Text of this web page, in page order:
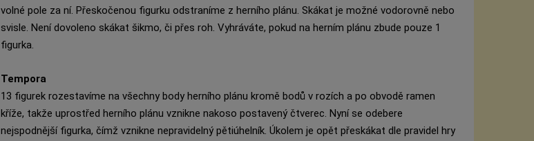
volné pole za ní. Přeskočenou figurku odstraníme z herního plánu. Skákat je možné vodorovně nebo
svisle. Není dovoleno skákat šikmo, či přes roh. Vyhráváte, pokud na herním plánu zbude pouze 1
figurka.
Tempora
13 figurek rozestavíme na všechny body herního plánu kromě bodů v rozích a po obvodě ramen
kříže, takže uprostřed herního plánu vznikne nakoso postavený čtverec. Nyní se odebere
nejspodnější figurka, čímž vznikne nepravidelný pětiúhelník. Úkolem je opět přeskákat dle pravidel hry